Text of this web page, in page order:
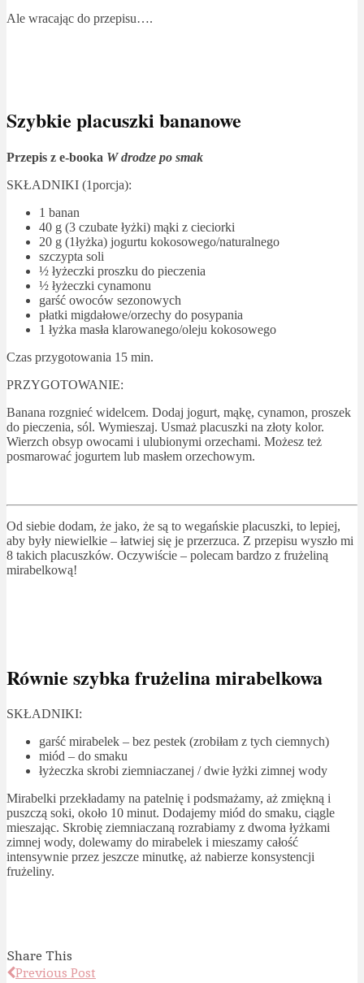
Ale wracając do przepisu….
Szybkie placuszki bananowe
Przepis z e-booka W drodze po smak
SKŁADNIKI (1porcja):
1 banan
40 g (3 czubate łyżki) mąki z cieciorki
20 g (1łyżka) jogurtu kokosowego/naturalnego
szczypta soli
½ łyżeczki proszku do pieczenia
½ łyżeczki cynamonu
garść owoców sezonowych
płatki migdałowe/orzechy do posypania
1 łyżka masła klarowanego/oleju kokosowego
Czas przygotowania 15 min.
PRZYGOTOWANIE:
Banana rozgnieć widelcem. Dodaj jogurt, mąkę, cynamon, proszek
do pieczenia, sól. Wymieszaj. Usmaż placuszki na złoty kolor.
Wierzch obsyp owocami i ulubionymi orzechami. Możesz też
posmarować jogurtem lub masłem orzechowym.
Od siebie dodam, że jako, że są to wegańskie placuszki, to lepiej,
aby były niewielkie – łatwiej się je przerzuca. Z przepisu wyszło mi
8 takich placuszków. Oczywiście – polecam bardzo z frużeliną
mirabelkową!
Równie szybka frużelina mirabelkowa
SKŁADNIKI:
garść mirabelek – bez pestek (zrobiłam z tych ciemnych)
miód – do smaku
łyżeczka skrobi ziemniaczanej / dwie łyżki zimnej wody
Mirabelki przekładamy na patelnię i podsmażamy, aż zmiękną i
puszczą soki, około 10 minut. Dodajemy miód do smaku, ciągle
mieszając. Skrobię ziemniaczaną rozrabiamy z dwoma łyżkami
zimnej wody, dolewamy do mirabelek i mieszamy całość
intensywnie przez jeszcze minutkę, aż nabierze konsystencji
frużeliny.
Share This
Previous Post